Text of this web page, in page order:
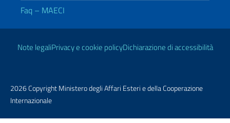
Faq – MAECI
Link Utili
Note legaliPrivacy e cookie policyDichiarazione di accessibilità
2026 Copyright Ministero degli Affari Esteri e della Cooperazione
Internazionale